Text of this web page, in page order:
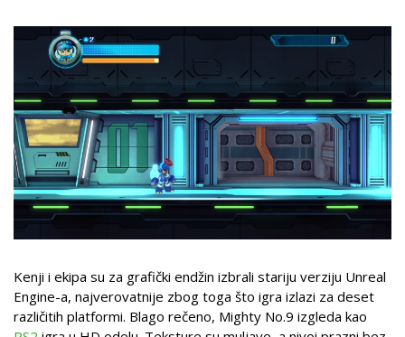
Kenji i ekipa su za grafički endžin izbrali stariju verziju Unreal
Engine-a, najverovatnije zbog toga što igra izlazi za deset
različitih platformi. Blago rečeno, Mighty No.9 izgleda kao